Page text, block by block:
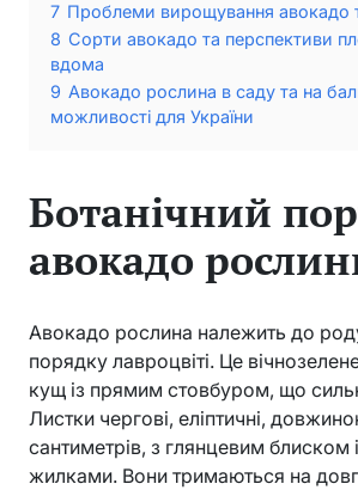
7 Проблеми вирощування авокадо
8 Сорти авокадо та перспективи
вдома
9 Авокадо рослина в саду та на
можливості для України
Ботанічний
авокадо
Авокадо рослина належить до
порядку лавроцвіті. Це
кущ із прямим стовбуром, що
Листки чергові, еліптичні,
сантиметрів, з глянцевим блиском
жилками. Вони тримаються на